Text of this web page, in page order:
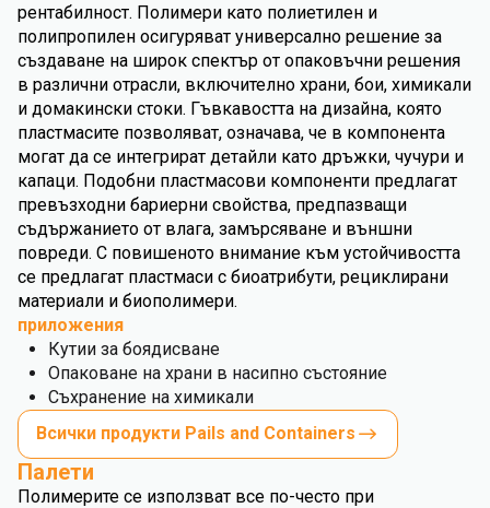
рентабилност. Полимери като полиетилен и
полипропилен осигуряват универсално решение за
създаване на широк спектър от опаковъчни решения
в различни отрасли, включително храни, бои, химикали
и домакински стоки. Гъвкавостта на дизайна, която
пластмасите позволяват, означава, че в компонента
могат да се интегрират детайли като дръжки, чучури и
капаци. Подобни пластмасови компоненти предлагат
превъзходни бариерни свойства, предпазващи
съдържанието от влага, замърсяване и външни
повреди. С повишеното внимание към устойчивостта
се предлагат пластмаси с биоатрибути, рециклирани
материали и биополимери.
приложения
Кутии за боядисване
Опаковане на храни в насипно състояние
Съхранение на химикали
Всички продукти Pails and Containers
Палети
Полимерите се използват все по-често при